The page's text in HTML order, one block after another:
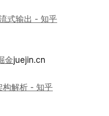
式输出 - 知乎
金juejin.cn
解析 - 知乎